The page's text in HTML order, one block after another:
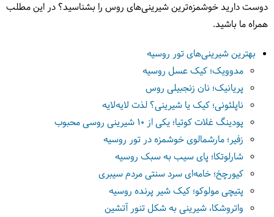
دوست دارید خوشمزه‌ترین شیرینی‌های روس را بشناسید؟ در این مطلب
همراه ما باشید.
بهترین شیرینی‌های تور روسیه
مدوویک؛ کیک عسل روسیه
پریانیک؛ نان زنجبیلی روس
ناپلئونی؛ کیک یا شیرینی؟ لذت لایه‌لایه
پودینگ غلات کوتیا؛ یکی از ۱۰ شیرینی روسی محبوب
زفیر؛ مارشمالوی خوشمزه در تور روسیه
شارلوتکا؛ پای سیب به سبک روسیه
کیورچخ؛ خامه‌ای سرد سنتی مردم سیبری
پتیچی مولوکو؛ کیک شیر پرنده روسیه
واتروشکا، شیرینی به شکل تنور آتشین